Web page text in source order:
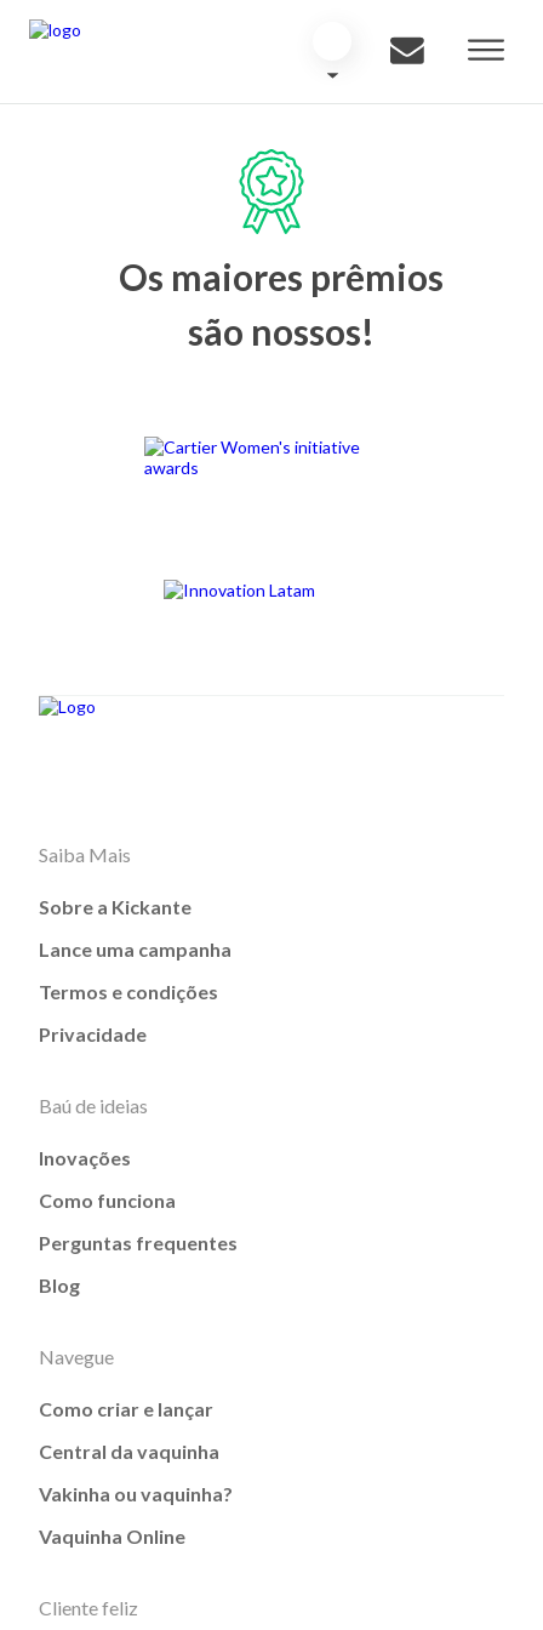
Os maiores prêmios
são nossos!
Saiba Mais
Sobre a Kickante
Lance uma campanha
Termos e condições
Privacidade
Baú de ideias
Inovações
Como funciona
Perguntas frequentes
Blog
Navegue
Como criar e lançar
Central da vaquinha
Vakinha ou vaquinha?
Vaquinha Online
Cliente feliz